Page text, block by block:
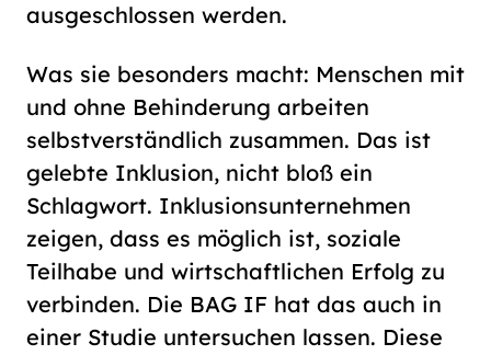
ausgeschlossen werden.
Was sie besonders macht: Menschen mit
und ohne Behinderung arbeiten
selbstverständlich zusammen. Das ist
gelebte Inklusion, nicht bloß ein
Schlagwort. Inklusionsunternehmen
zeigen, dass es möglich ist, soziale
Teilhabe und wirtschaftlichen Erfolg zu
verbinden. Die BAG IF hat das auch in
einer Studie untersuchen lassen. Diese